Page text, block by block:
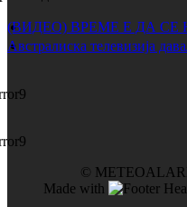
(ВИДЕО) ВРЕМЕ Е ДА
Австралиска телевизија
©
Made with